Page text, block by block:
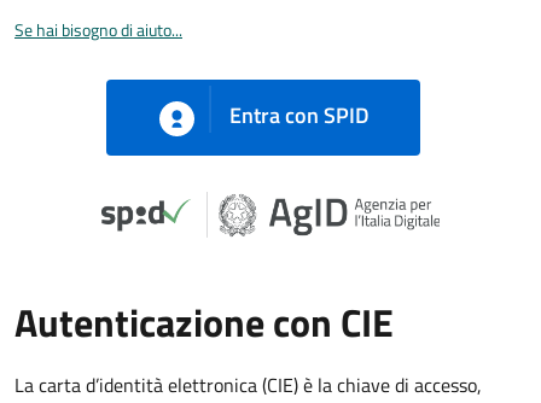
Se hai bisogno di aiuto...
Entra con SPID
Autenticazione con CIE
La carta d’identità elettronica (CIE) è la chiave di accesso,